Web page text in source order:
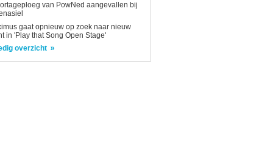
van PowNed aangevallen bij
gaat opnieuw op zoek naar nieuw
in 'Play that Song Open Stage'
overzicht